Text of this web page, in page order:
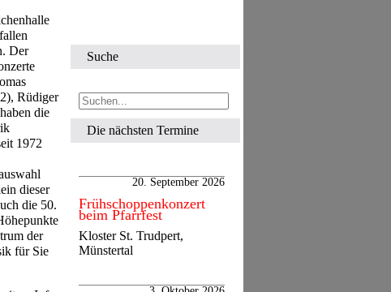
Der
Rüdiger
die
1972
dieser
die 50.
der
für Sie
Suche
Die nächsten Termine
20. September 2026
Frühschoppenkonzert
beim Pfarrfest
Kloster St. Trudpert,
Münstertal